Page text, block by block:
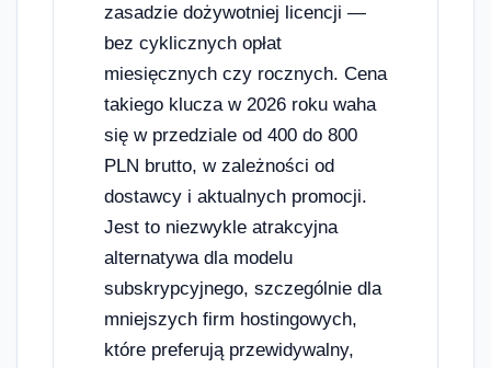
zasadzie dożywotniej licencji —
bez cyklicznych opłat
miesięcznych czy rocznych. Cena
takiego klucza w 2026 roku waha
się w przedziale od 400 do 800
PLN brutto, w zależności od
dostawcy i aktualnych promocji.
Jest to niezwykle atrakcyjna
alternatywa dla modelu
subskrypcyjnego, szczególnie dla
mniejszych firm hostingowych,
które preferują przewidywalny,